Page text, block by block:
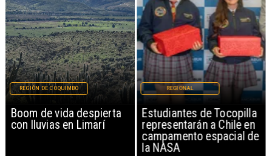
Boom de vida despierta
con lluvias en Limarí
REGIÓN DE COQUIMBO
Estudiantes de Tocopilla
representarán a Chile en
campamento espacial de
la NASA
REGIONAL